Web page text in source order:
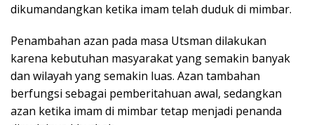
dikumandangkan ketika imam telah duduk di mimbar.
Penambahan azan pada masa Utsman dilakukan
karena kebutuhan masyarakat yang semakin banyak
dan wilayah yang semakin luas. Azan tambahan
berfungsi sebagai pemberitahuan awal, sedangkan
azan ketika imam di mimbar tetap menjadi penanda